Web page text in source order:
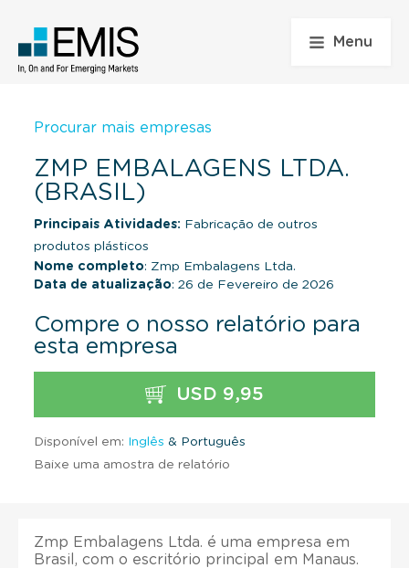
Menu
Procurar mais empresas
ZMP EMBALAGENS LTDA.
(BRASIL)
Principais Atividades: Fabricação de outros
produtos plásticos
Nome completo: Zmp Embalagens Ltda.
Data de atualização: 26 de Fevereiro de 2026
Compre o nosso relatório para
esta empresa
USD 9,95
Disponível em: Inglês & Português
Baixe uma amostra de relatório
Zmp Embalagens Ltda. é uma empresa em
Brasil, com o escritório principal em Manaus.